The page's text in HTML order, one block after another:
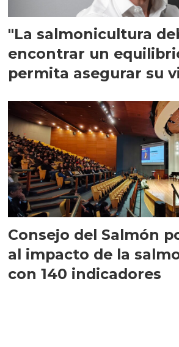
"La salmonicultura
encontrar un
permita asegurar su
Consejo del Salmón
al impacto de la
con 140 indicadores